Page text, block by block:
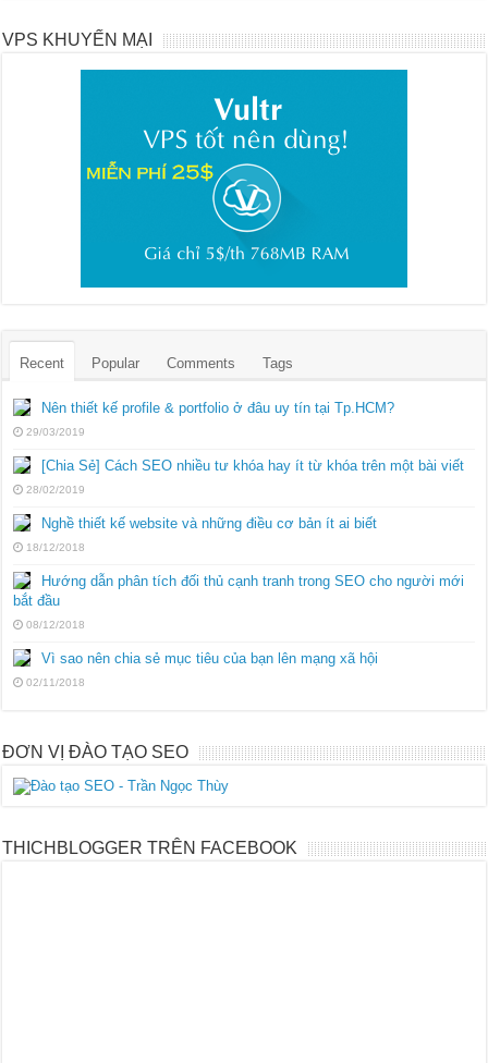
VPS KHUYẾN MẠI
Recent Popular Comments Tags
Nên thiết kế profile & portfolio ở đâu uy tín tại Tp.HCM?
29/03/2019
[Chia Sẻ] Cách SEO nhiều tư khóa hay ít từ khóa trên một bài viết
28/02/2019
Nghề thiết kế website và những điều cơ bản ít ai biết
18/12/2018
Hướng dẫn phân tích đối thủ cạnh tranh trong SEO cho người mới
bắt đầu
08/12/2018
Vì sao nên chia sẻ mục tiêu của bạn lên mạng xã hội
02/11/2018
ĐƠN VỊ ĐÀO TẠO SEO
THICHBLOGGER TRÊN FACEBOOK